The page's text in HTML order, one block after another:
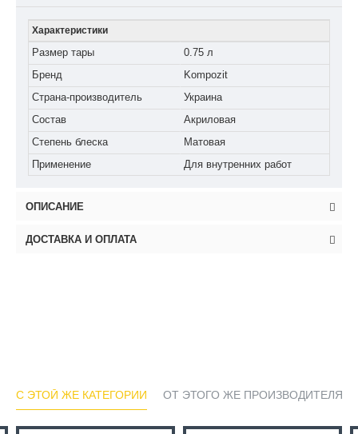
Характеристики
Размер тары
0.75 л
Бренд
Kompozit
Страна-производитель
Украина
Состав
Акриловая
Степень блеска
Матовая
Применение
Для внутренних работ
ОПИСАНИЕ
ДОСТАВКА И ОПЛАТА
С ЭТОЙ ЖЕ КАТЕГОРИИ ОТ ЭТОГО ЖЕ ПРОИЗВОДИТЕЛЯ